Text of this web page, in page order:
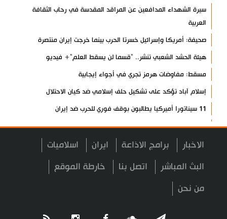
سيرة الشهداء المدافعين عن المراقد المقدسة في رحاب الثقافة
العربية
صحيفة: أمريكا وإسرائيل خسرتا الحرب بينما خرجت إيران منتصرة
هيئة الحشد الشعبي تنشر.. "قسما لن يسقط العلم"+ فيديو
مسقط: مفاوضات هرمز تجري في أجواء إيجابية
إسلام آباد تؤكد على تشكيل حلف إسلامي ضد كيان الاحتلال
11 سيناتورا أميركيا يطالبون بوقف فوري للحرب ضد إيران
ذو القدر: مضيق هرمز لن يفتح طالما لم تصحح واشنطن سلوكها
حرس الثورة: فتح مضيق هرمز مرهون بقبول الشروط الإيرانية
إيجئي: نقدر جهود الصحفيين وتصديهم لمحاولات العدو الرامية إلى
التزييف
ولايتي: على القوات الأجنبية مغادرة المنطقة
الاخبار برامج الاذاعة ايران اسلاميات
البث المباشر اتصل بنا خارطة الموقع
من نحن